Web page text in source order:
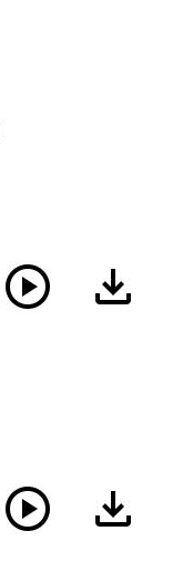
play_circle download
play_circle download